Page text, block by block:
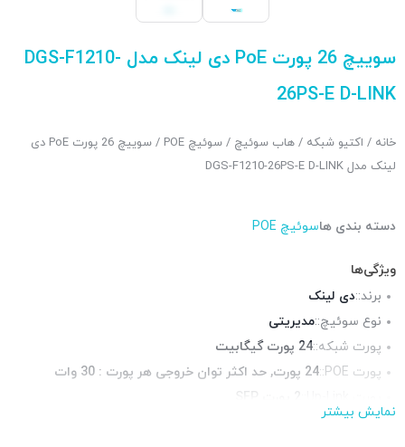
سوییچ 26 پورت PoE دی لینک مدل DGS-F1210-
26PS-E D-LINK
خانه / اکتیو شبکه / هاب سوئیچ / سوئیچ POE
/ سوییچ 26 پورت PoE دی
لینک مدل DGS-F1210-26PS-E D-LINK
دسته بندی هاسوئیچ POE
ویژگی‌ها
برند::دی لینک
نوع سوئیچ::مدیریتی
پورت شبکه::24 پورت گیگابیت
پورت POE::
24 پورت, حد اکثر توان خروجی هر پورت : 30 وات
چراغ LED وضعیت::
نمایش بیشتر